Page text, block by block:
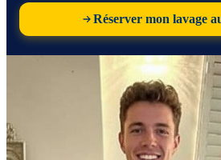
Réserver mon lavage